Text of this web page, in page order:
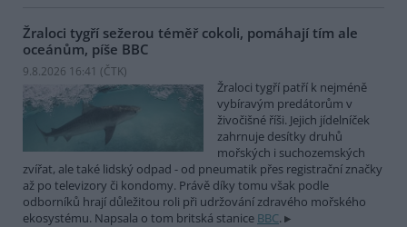
Žraloci tygří sežerou téměř cokoli, pomáhají tím ale
oceánům, píše BBC
9.8.2026 16:41 (ČTK)
Žraloci tygří patří k nejméně
vybíravým predátorům v
živočišné říši. Jejich jídelníček
zahrnuje desítky druhů
mořských i suchozemských
zvířat, ale také lidský odpad - od pneumatik přes registrační značky
až po televizory či kondomy. Právě díky tomu však podle
odborníků hrají důležitou roli při udržování zdravého mořského
ekosystému. Napsala o tom britská stanice BBC.